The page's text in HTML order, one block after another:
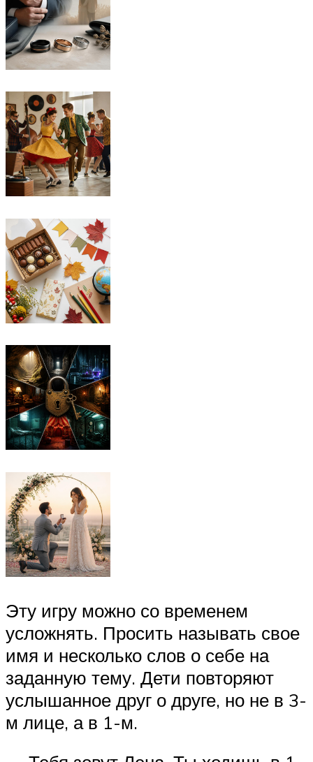
Эту игру можно со временем
усложнять. Просить называть свое
имя и несколько слов о себе на
заданную тему. Дети повторяют
услышанное друг о друге, но не в 3-
м лице, а в 1-м.